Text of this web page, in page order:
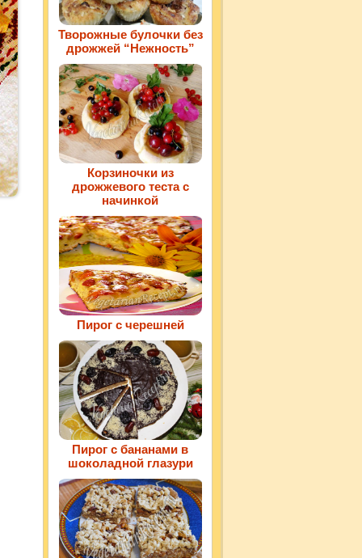
Творожные булочки без
дрожжей “Нежность”
Корзиночки из
дрожжевого теста с
начинкой
Пирог с черешней
Пирог с бананами в
шоколадной глазури